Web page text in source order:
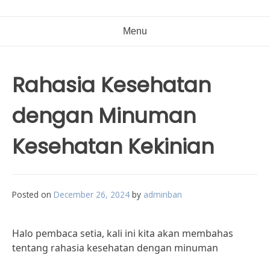
Menu
Rahasia Kesehatan
dengan Minuman
Kesehatan Kekinian
Posted on December 26, 2024 by adminban
Halo pembaca setia, kali ini kita akan membahas
tentang rahasia kesehatan dengan minuman